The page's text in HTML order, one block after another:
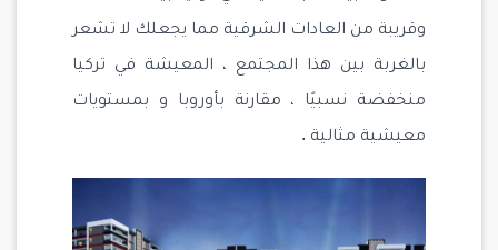
وقريبة من العادات الشرقية مما يجعلك لا تشعر
بالغربة بين هذا المجتمع ، المعيشة في تركيا
منخفضة نسبيًا ، مقارنة بأوروبا و بمستويات
معيشية مثالية .